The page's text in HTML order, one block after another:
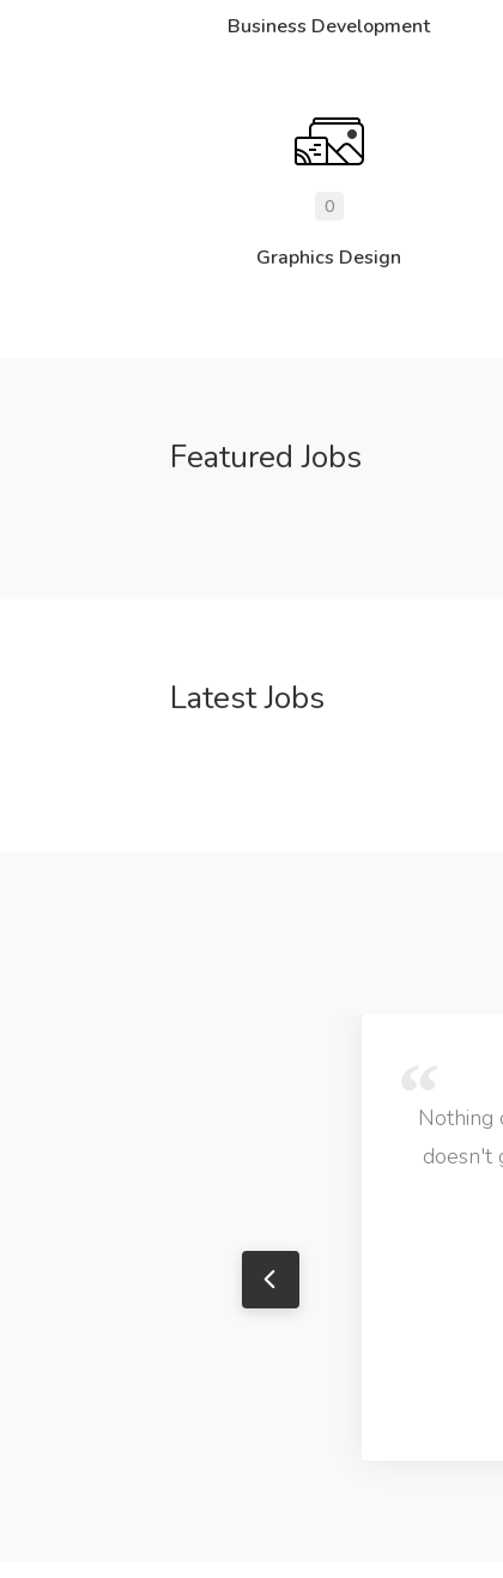
Business Development
0
Graphics Design
Featured Jobs
Latest Jobs
to LIB Jobs! I personnaly feel that a beautiful
job options is definately not better than an okay